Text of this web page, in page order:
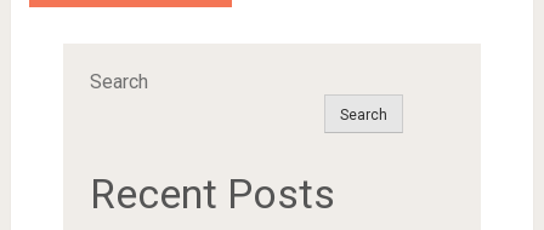
Search
Search
Recent Posts